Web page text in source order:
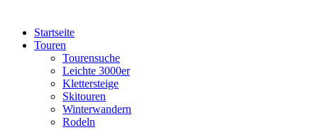
Startseite
Touren
Tourensuche
Leichte 3000er
Klettersteige
Skitouren
Winterwandern
Rodeln